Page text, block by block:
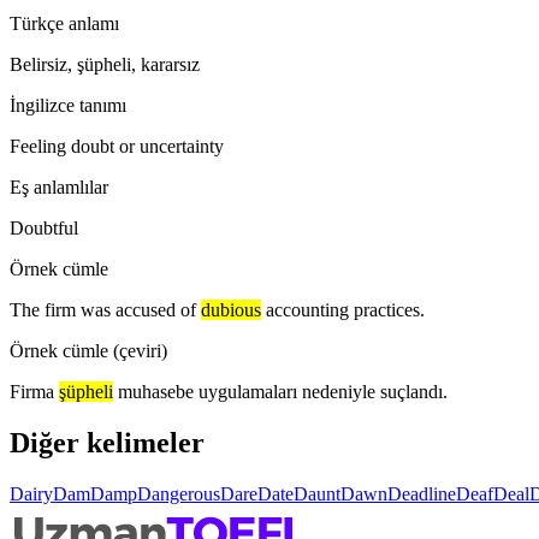
Türkçe anlamı
Belirsiz, şüpheli, kararsız
İngilizce tanımı
Feeling doubt or uncertainty
Eş anlamlılar
Doubtful
Örnek cümle
The firm was accused of dubious accounting practices.
Örnek cümle (çeviri)
Firma şüpheli muhasebe uygulamaları nedeniyle suçlandı.
Diğer kelimeler
DairyDamDampDangerousDareDateDauntDawnDeadlineDeafDeal